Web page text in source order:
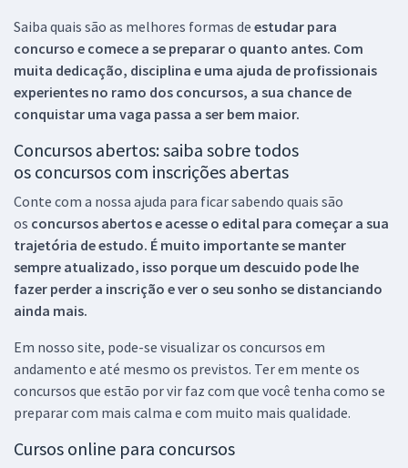
Saiba quais são as melhores formas de estudar para
concurso e comece a se preparar o quanto antes. Com
muita dedicação, disciplina e uma ajuda de profissionais
experientes no ramo dos concursos, a sua chance de
conquistar uma vaga passa a ser bem maior.
Concursos abertos: saiba sobre todos
os concursos com inscrições abertas
Conte com a nossa ajuda para ficar sabendo quais são
os concursos abertos e acesse o edital para começar a sua
trajetória de estudo. É muito importante se manter
sempre atualizado, isso porque um descuido pode lhe
fazer perder a inscrição e ver o seu sonho se distanciando
ainda mais.
Em nosso site, pode-se visualizar os concursos em
andamento e até mesmo os previstos. Ter em mente os
concursos que estão por vir faz com que você tenha como se
preparar com mais calma e com muito mais qualidade.
Cursos online para concursos